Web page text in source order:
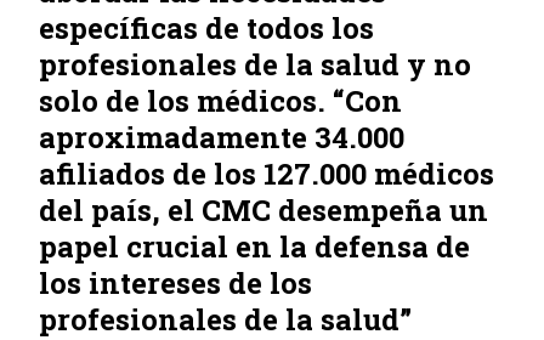
específicas de todos los
profesionales de la salud y no
solo de los médicos. “Con
aproximadamente 34.000
afiliados de los 127.000 médicos
del país, el CMC desempeña un
papel crucial en la defensa de
los intereses de los
profesionales de la salud”